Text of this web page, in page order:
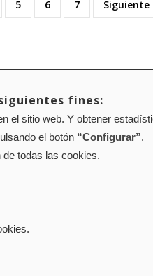
Page
5 Page
6 Page
7
Siguiente
página
Siguiente
de cookies
Tel.: 848 42 08 72
fines:
el sitio web. Y obtener
el botón “Configurar”.
todas las cookies.